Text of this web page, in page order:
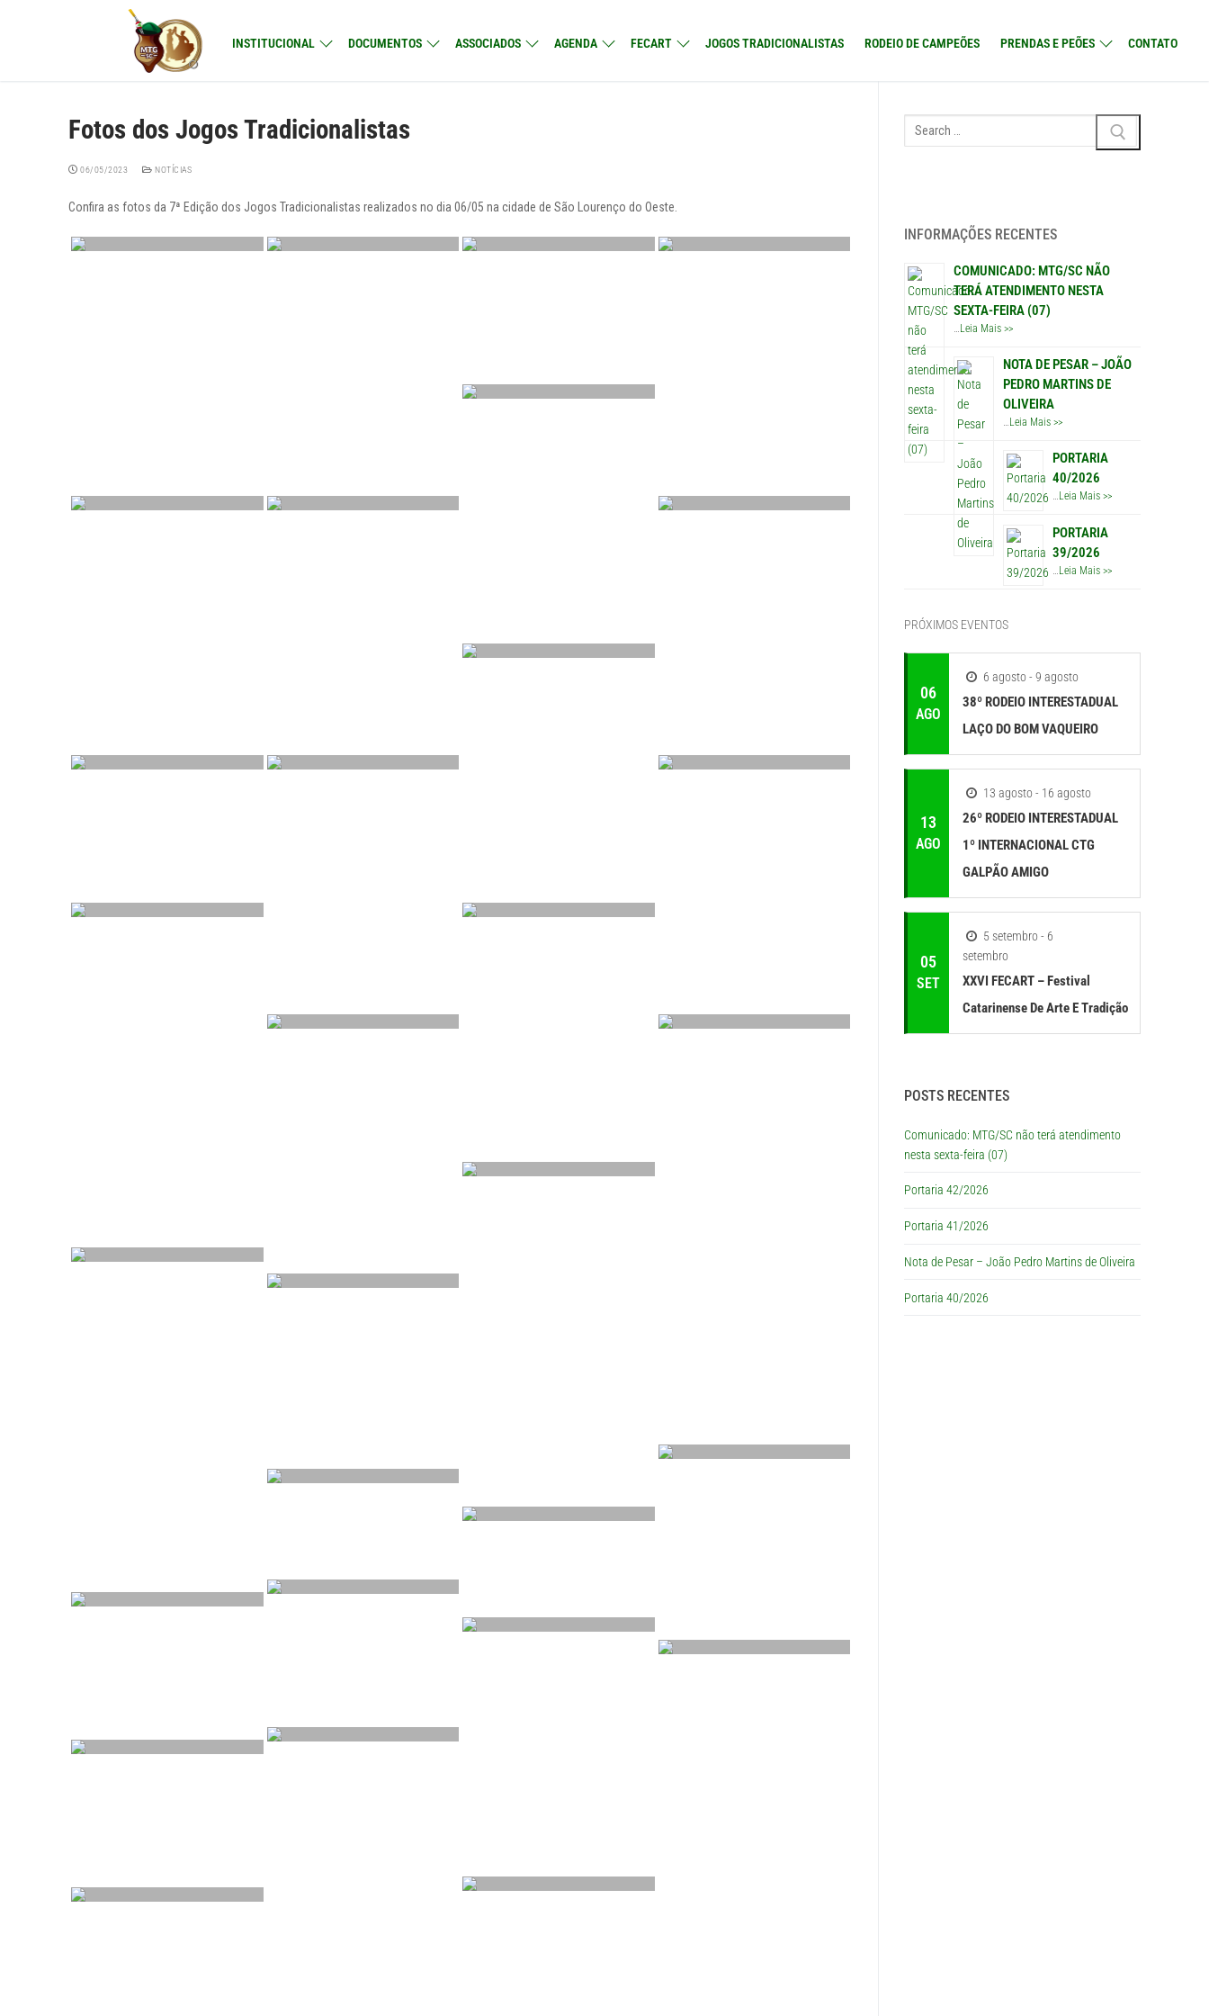
INSTITUCIONAL DOCUMENTOS ASSOCIADOS AGENDA FECART JOGOS TRADICIONALISTAS RODEIO DE CAMPEÕES PRENDAS E PEÕES CONTATO
Fotos dos Jogos Tradicionalistas
06/05/2023 NOTÍCIAS
Confira as fotos da 7ª Edição dos Jogos Tradicionalistas realizados no dia 06/05 na cidade de São Lourenço do Oeste.
Pesquisar
por:
INFORMAÇÕES RECENTES
COMUNICADO: MTG/SC NÃO
TERÁ ATENDIMENTO NESTA
SEXTA-FEIRA (07)
Leia Mais >>
NOTA DE PESAR – JOÃO
PEDRO MARTINS DE
OLIVEIRA
…Leia Mais >>
PORTARIA
40/2026
…Leia Mais >>
PORTARIA
39/2026
…Leia Mais >>
PRÓXIMOS EVENTOS
06
AGO
6 agosto - 9 agosto
38º RODEIO INTERESTADUAL
LAÇO DO BOM VAQUEIRO
13
AGO
13 agosto - 16 agosto
26º RODEIO INTERESTADUAL
1º INTERNACIONAL CTG
GALPÃO AMIGO
05
SET
5 setembro - 6
setembro
XXVI FECART – Festival
Catarinense De Arte E Tradição
POSTS RECENTES
Comunicado: MTG/SC não terá atendimento
nesta sexta-feira (07)
Portaria 42/2026
Portaria 41/2026
Nota de Pesar – João Pedro Martins de Oliveira
Portaria 40/2026